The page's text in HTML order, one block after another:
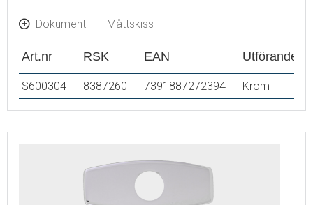
Dokument Måttskiss
Art.nr RSK EAN Utförande
S600304 8387260 7391887272394 Krom